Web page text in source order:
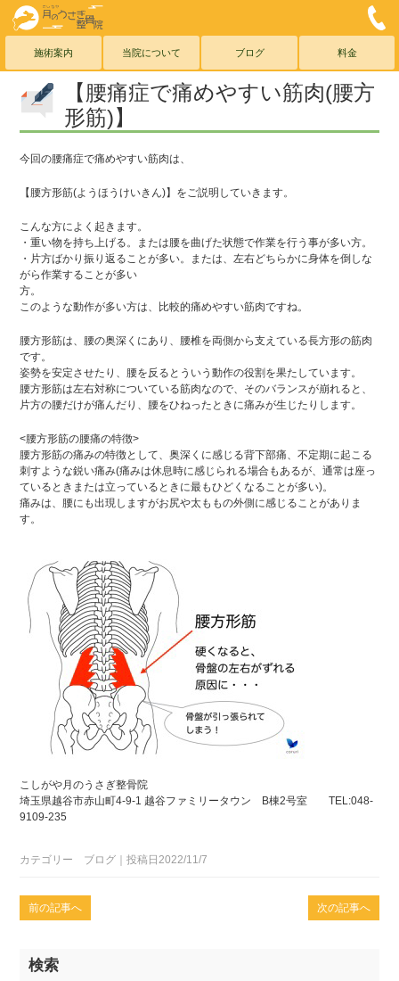
施術案内 当院について ブログ 料金
メールでのお問合わせこちら
お気軽にご連絡ください
【腰痛症で痛めやすい筋肉(腰方
形筋)】
今回の腰痛症で痛めやすい筋肉は、
【腰方形筋(ようほうけいきん)】をご説明していきます。
こんな方によく起きます。
・重い物を持ち上げる。または腰を曲げた状態で作業を行う事が多い方。
・片方ばかり振り返ることが多い。または、左右どちらかに身体を倒しな
がら作業することが多い
方。
このような動作が多い方は、比較的痛めやすい筋肉ですね。
腰方形筋は、腰の奥深くにあり、腰椎を両側から支えている長方形の筋肉
です。
姿勢を安定させたり、腰を反るとういう動作の役割を果たしています。
腰方形筋は左右対称についている筋肉なので、そのバランスが崩れると、
片方の腰だけが痛んだり、腰をひねったときに痛みが生じたりします。
<腰方形筋の腰痛の特徴>
腰方形筋の痛みの特徴として、奥深くに感じる背下部痛、不定期に起こる
刺すような鋭い痛み(痛みは休息時に感じられる場合もあるが、通常は座っ
ているときまたは立っているときに最もひどくなることが多い)。
痛みは、腰にも出現しますがお尻や太ももの外側に感じることがありま
す。
こしがや月のうさぎ整骨院
埼玉県越谷市赤山町4-9-1 越谷ファミリータウン B棟2号室 TEL:048-
9109-235
カテゴリー ブログ｜投稿日2022/11/7
前の記事へ 次の記事へ
検索